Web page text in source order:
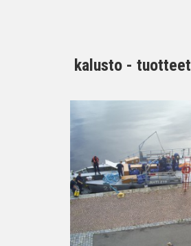
kalusto - tuotteet